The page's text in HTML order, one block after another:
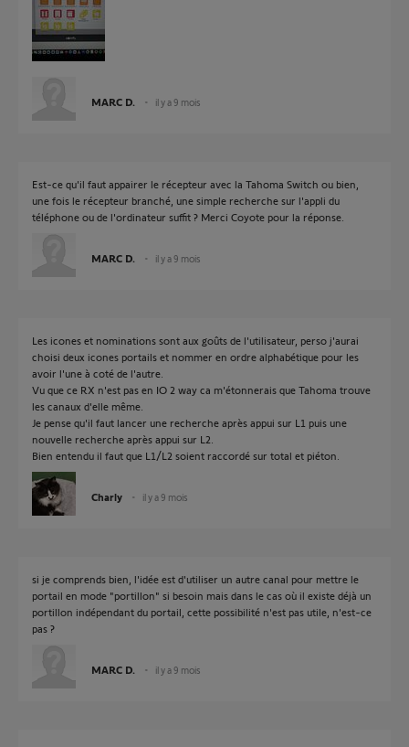
MARC D. il y a 9 mois
Est-ce qu'il faut appairer le récepteur avec la Tahoma Switch ou bien,
une fois le récepteur branché, une simple recherche sur l'appli du
téléphone ou de l'ordinateur suffit ? Merci Coyote pour la réponse.
MARC D. il y a 9 mois
Les icones et nominations sont aux goûts de l'utilisateur, perso j'aurai
choisi deux icones portails et nommer en ordre alphabétique pour les
avoir l'une à coté de l'autre.
Vu que ce RX n'est pas en IO 2 way ca m'étonnerais que Tahoma trouve
les canaux d'elle même.
Je pense qu'il faut lancer une recherche après appui sur L1 puis une
nouvelle recherche après appui sur L2.
Bien entendu il faut que L1/L2 soient raccordé sur total et piéton.
Charly il y a 9 mois
si je comprends bien, l'idée est d'utiliser un autre canal pour mettre le
portail en mode "portillon" si besoin mais dans le cas où il existe déjà un
portillon indépendant du portail, cette possibilité n'est pas utile, n'est-ce
pas ?
MARC D. il y a 9 mois